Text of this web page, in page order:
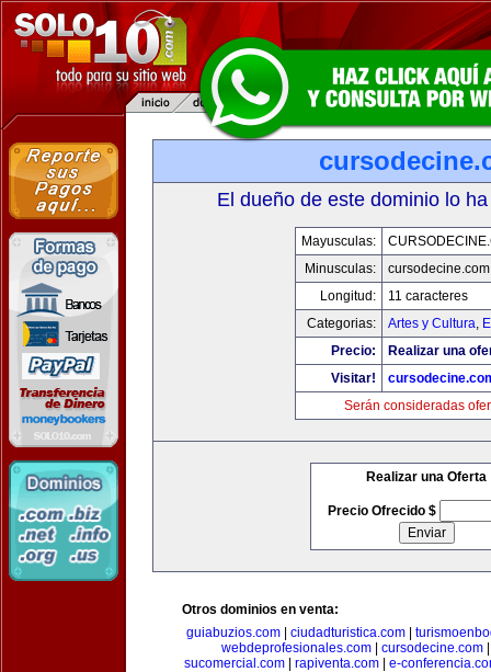
El dueño de este dominio lo
Mayusculas:
Minusculas:
cursodecine.com
Longitud:
11 caracteres
Categorias:
Artes y Cultura,
Precio:
Realizar una
Visitar!
Serán consideradas
Realizar una Oferta
Precio Ofrecido $
Otros dominios en venta:
guiabuzios.com| ciudadturistica.com|
webdeprofesionales.com| cursodecine.com
sucomercial.com
rapiventa.com
e-